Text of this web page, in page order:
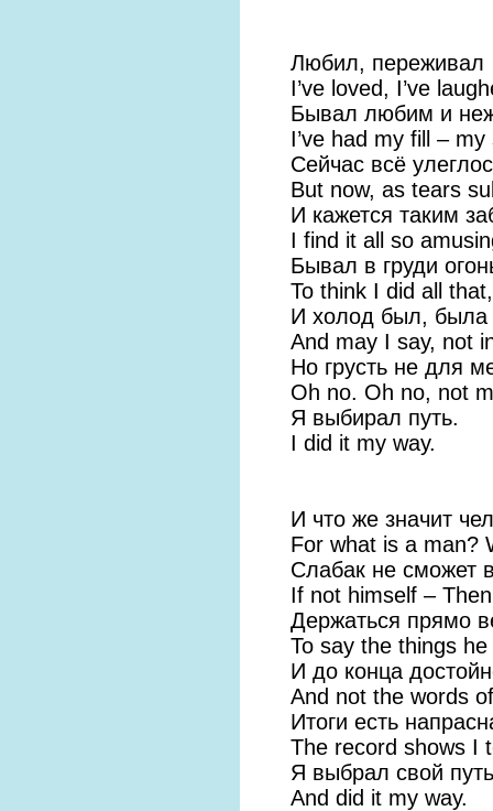
Любил, переживал
I’ve loved, I’ve
Бывал любим и
I’ve had my fill –
Сейчас всё
But now, as tears
И кажется таким
I find it all so
Бывал в груди
To think I did all that,
И холод был, была
And may I say, not
Но грусть не для
Oh no. Oh no, not
Я выбирал путь.
I did it my way.
И что же значит
For what is a man?
Слабак не сможет
If not himself –
Держаться прямо
To say the things
И до конца
And not the words
Итоги есть
The record shows I
Я выбрал свой
And did it my way.